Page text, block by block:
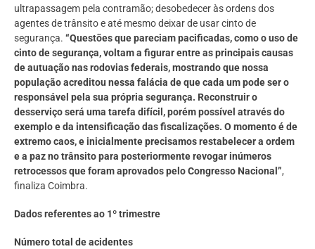
ultrapassagem pela contramão; desobedecer às ordens dos
agentes de trânsito e até mesmo deixar de usar cinto de
segurança. “Questões que pareciam pacificadas, como o uso de
cinto de segurança, voltam a figurar entre as principais causas
de autuação nas rodovias federais, mostrando que nossa
população acreditou nessa falácia de que cada um pode ser o
responsável pela sua própria segurança. Reconstruir o
desserviço será uma tarefa difícil, porém possível através do
exemplo e da intensificação das fiscalizações. O momento é de
extremo caos, e inicialmente precisamos restabelecer a ordem
e a paz no trânsito para posteriormente revogar inúmeros
retrocessos que foram aprovados pelo Congresso Nacional”,
finaliza Coimbra.
Dados referentes ao 1º trimestre
Número total de acidentes